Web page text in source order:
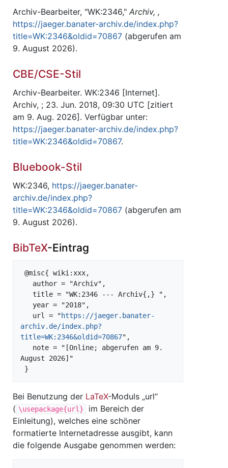
Archiv-Bearbeiter, "WK:2346," Archiv, ,
https://jaeger.banater-archiv.de/index.php?
title=WK:2346&oldid=70867 (abgerufen am
9. August 2026).
CBE/CSE-Stil
Archiv-Bearbeiter. WK:2346 [Internet].
Archiv, ; 23. Jun. 2018, 09:30 UTC [zitiert
am 9. Aug. 2026]. Verfügbar unter:
https://jaeger.banater-archiv.de/index.php?
title=WK:2346&oldid=70867.
Bluebook-Stil
WK:2346, https://jaeger.banater-
archiv.de/index.php?
title=WK:2346&oldid=70867 (abgerufen am
9. August 2026).
BibTeX-Eintrag
   url = "
https://jaeger.banater-
archiv.de/index.php?
title=WK:2346&oldid=70867",
August 2026]"
Bei Benutzung der LaTeX-Moduls „url“
( \usepackage{url}
im Bereich der
Einleitung), welches eine schöner
formatierte Internetadresse ausgibt, kann
die folgende Ausgabe genommen werden: